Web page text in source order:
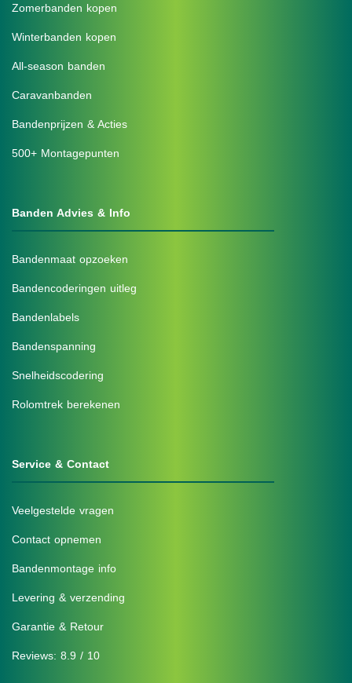
Zomerbanden kopen
Winterbanden kopen
All-season banden
Caravanbanden
Bandenprijzen & Acties
500+ Montagepunten
Banden Advies & Info
Bandenmaat opzoeken
Bandencoderingen uitleg
Bandenlabels
Bandenspanning
Snelheidscodering
Rolomtrek berekenen
Service & Contact
Veelgestelde vragen
Contact opnemen
Bandenmontage info
Levering & verzending
Garantie & Retour
Reviews: 8.9 / 10